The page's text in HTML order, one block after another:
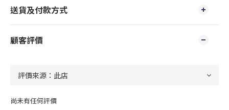
送貨及付款方式
顧客評價
尚未有任何評價